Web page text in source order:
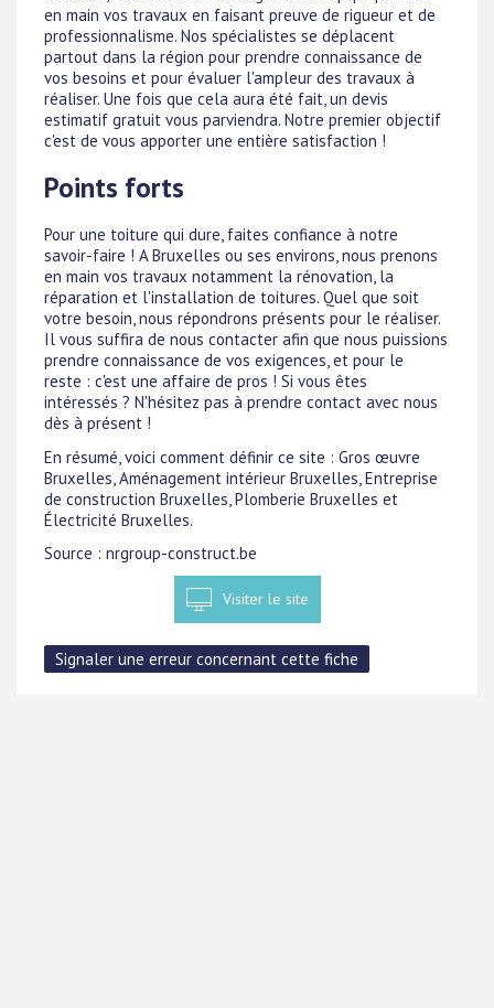
en main vos travaux en faisant preuve de rigueur et de
professionnalisme. Nos spécialistes se déplacent
partout dans la région pour prendre connaissance de
vos besoins et pour évaluer l'ampleur des travaux à
réaliser. Une fois que cela aura été fait, un devis
estimatif gratuit vous parviendra. Notre premier objectif
c'est de vous apporter une entière satisfaction !
Points forts
Pour une toiture qui dure, faites confiance à notre
savoir-faire ! A Bruxelles ou ses environs, nous prenons
en main vos travaux notamment la rénovation, la
réparation et l'installation de toitures. Quel que soit
votre besoin, nous répondrons présents pour le réaliser.
Il vous suffira de nous contacter afin que nous puissions
prendre connaissance de vos exigences, et pour le
reste : c'est une affaire de pros ! Si vous êtes
intéressés ? N'hésitez pas à prendre contact avec nous
dès à présent !
En résumé, voici comment définir ce site : Gros œuvre
Bruxelles, Aménagement intérieur Bruxelles, Entreprise
de construction Bruxelles, Plomberie Bruxelles et
Électricité Bruxelles.
Source : nrgroup-construct.be
Visiter le site